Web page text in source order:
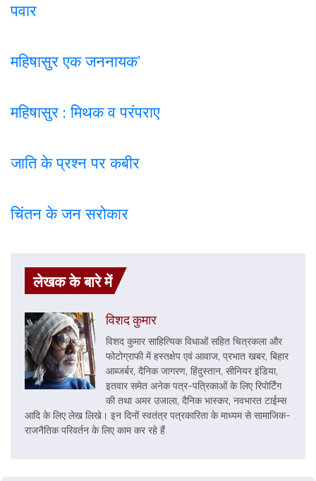
पवार
महिषासुर एक जननायक’
महिषासुर : मिथक व परंपराए
जाति के प्रश्न पर कबीर
चिंतन के जन सरोकार
लेखक के बारे में
विशद कुमार
विशद कुमार साहित्यिक विधाओं सहित चित्रकला और
फोटोग्राफी में हस्तक्षेप एवं आवाज, प्रभात खबर, बिहार
आब्जर्बर, दैनिक जागरण, हिंदुस्तान, सीनियर इंडिया,
इतवार समेत अनेक पत्र-पत्रिकाओं के लिए रिपोर्टिंग
की तथा अमर उजाला, दैनिक भास्कर, नवभारत टाईम्स
आदि के लिए लेख लिखे। इन दिनों स्वतंत्र पत्रकारिता के माध्यम से सामाजिक-
राजनैतिक परिवर्तन के लिए काम कर रहे हैं